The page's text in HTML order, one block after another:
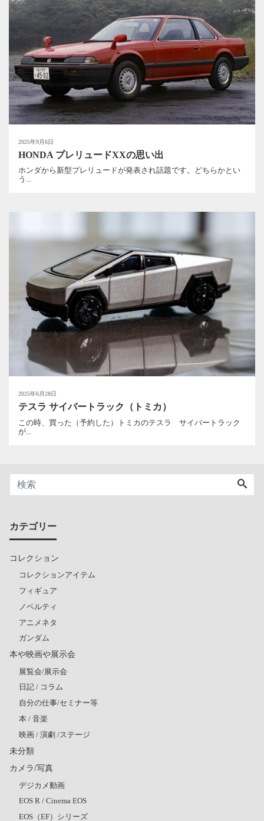
2025年9月6日
HONDA プレリュードXXの思い出
ホンダから新型プレリュードが発表され話題です。どちらかとい
う...
2025年6月28日
テスラ サイバートラック（トミカ）
この時、買った（予約した）トミカのテスラ サイバートラック
が...
カテゴリー
コレクション
コレクションアイテム
フィギュア
ノベルティ
アニメネタ
ガンダム
本や映画や展示会
展覧会/展示会
日記 / コラム
自分の仕事/セミナー等
本 / 音楽
映画 / 演劇 /ステージ
未分類
カメラ/写真
デジカメ動画
EOS R / Cinema EOS
EOS（EF）シリーズ